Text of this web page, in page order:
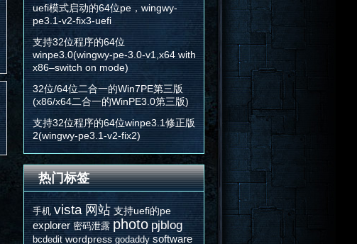
uefi模式启动的64位pe，wingwy-
pe3.1-v2-fix3-uefi
支持32位程序的64位
winpe3.0(wingwy-pe-3.0-v1,x64 with
x86–switch on mode)
32位/64位二合一的Win7PE第三版
(x86/x64二合一的WinPE3.0第三版)
支持32位程序的64位winpe3.1修正版
2(wingwy-pe3.1-v2-fix2)
热门标签
手机 vista 网站 支持uefi的pe
explorer 密码泄露 photo pjblog
bcdedit wordpress godaddy software